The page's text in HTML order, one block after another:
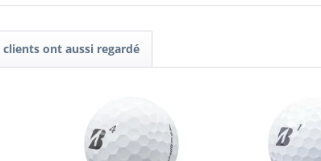
clients ont aussi regardé